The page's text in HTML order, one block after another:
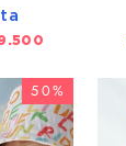
50%